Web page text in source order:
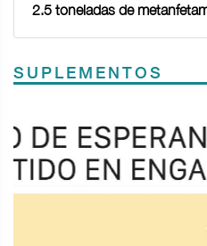
2.5 toneladas de
SUPLEMENTOS